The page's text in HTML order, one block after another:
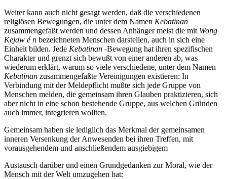
Weiter kann auch nicht gesagt werden, daß die verschiedenen
religiösen Bewegungen, die unter dem Namen Kebatinan
zusammengefaßt werden und dessen Anhänger meist die mit Wong
Kejaw é n bezeichneten Menschen darstellen, auch in sich eine
Einheit bilden. Jede Kebatinan -Bewegung hat ihren spezifischen
Charakter und grenzt sich bewußt von einer anderen ab, was
wiederum erklärt, warum so viele verschiedene, unter dem Namen
Kebatinan zusammengefaßte Vereinigungen existieren: In
Verbindung mit der Meldepflicht mußte sich jede Gruppe von
Menschen melden, die gemeinsam ihren Glauben praktizieren, sich
aber nicht in eine schon bestehende Gruppe, aus welchen Gründen
auch immer, integrieren wollten.
Gemeinsam haben sie lediglich das Merkmal der gemeinsamen
inneren Versenkung der Anwesenden bei ihren Treffen, mit
vorausgehendem und anschließendem ausgiebigem
Austausch darüber und einen Grundgedanken zur Moral, wie der
Mensch mit der Welt umzugehen hat: